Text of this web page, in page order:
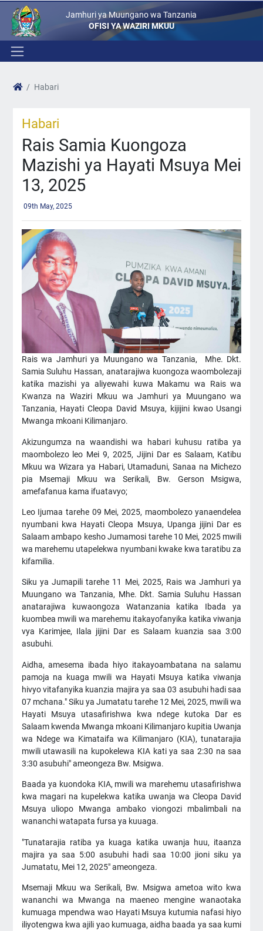
Jamhuri ya Muungano wa Tanzania
OFISI YA WAZIRI MKUU
Habari
Habari
Rais Samia Kuongoza
Mazishi ya Hayati Msuya Mei
13, 2025
09th May, 2025
Rais wa Jamhuri ya Muungano wa Tanzania, Mhe. Dkt.
Samia Suluhu Hassan, anatarajiwa kuongoza waombolezaji
katika mazishi ya aliyewahi kuwa Makamu wa Rais wa
Kwanza na Waziri Mkuu wa Jamhuri ya Muungano wa
Tanzania, Hayati Cleopa David Msuya, kijijini kwao Usangi
Mwanga mkoani Kilimanjaro.
Akizungumza na waandishi wa habari kuhusu ratiba ya
maombolezo leo Mei 9, 2025, Jijini Dar es Salaam, Katibu
Mkuu wa Wizara ya Habari, Utamaduni, Sanaa na Michezo
pia Msemaji Mkuu wa Serikali, Bw. Gerson Msigwa,
amefafanua kama ifuatavyo;
Leo Ijumaa tarehe 09 Mei, 2025, maombolezo yanaendelea
nyumbani kwa Hayati Cleopa Msuya, Upanga jijini Dar es
Salaam ambapo kesho Jumamosi tarehe 10 Mei, 2025 mwili
wa marehemu utapelekwa nyumbani kwake kwa taratibu za
kifamilia.
Siku ya Jumapili tarehe 11 Mei, 2025, Rais wa Jamhuri ya
Muungano wa Tanzania, Mhe. Dkt. Samia Suluhu Hassan
anatarajiwa kuwaongoza Watanzania katika Ibada ya
kuombea mwili wa marehemu itakayofanyika katika viwanja
vya Karimjee, Ilala jijini Dar es Salaam kuanzia saa 3:00
asubuhi.
Aidha, amesema ibada hiyo itakayoambatana na salamu
pamoja na kuaga mwili wa Hayati Msuya katika viwanja
hivyo vitafanyika kuanzia majira ya saa 03 asubuhi hadi saa
07 mchana." Siku ya Jumatatu tarehe 12 Mei, 2025, mwili wa
Hayati Msuya utasafirishwa kwa ndege kutoka Dar es
Salaam kwenda Mwanga mkoani Kilimanjaro kupitia Uwanja
wa Ndege wa Kimataifa wa Kilimanjaro (KIA), tunatarajia
mwili utawasili na kupokelewa KIA kati ya saa 2:30 na saa
3:30 asubuhi" ameongeza Bw. Msigwa.
Baada ya kuondoka KIA, mwili wa marehemu utasafirishwa
kwa magari na kupelekwa katika uwanja wa Cleopa David
Msuya uliopo Mwanga ambako viongozi mbalimbali na
wananchi watapata fursa ya kuuaga.
"Tunatarajia ratiba ya kuaga katika uwanja huu, itaanza
majira ya saa 5:00 asubuhi hadi saa 10:00 jioni siku ya
Jumatatu, Mei 12, 2025" ameongeza.
Msemaji Mkuu wa Serikali, Bw. Msigwa ametoa wito kwa
wananchi wa Mwanga na maeneo mengine wanaotaka
kumuaga mpendwa wao Hayati Msuya kutumia nafasi hiyo
iliyotengwa kwa ajili yao kumuaga, aidha baada ya saa kumi